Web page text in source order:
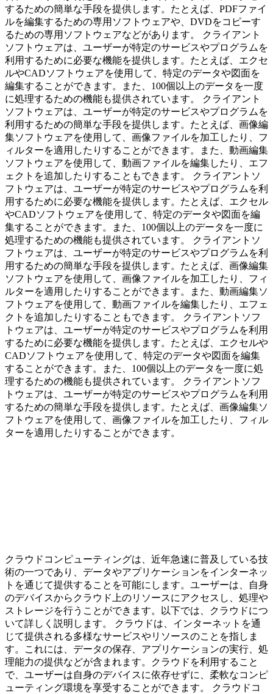
するための簡単な手段を提供します。たとえば、PDFファイ
ルを編集するための専用ソフトウェアや、DVDをコピーす
るための専用ソフトウェアなどがあります。 クライアント
ソフトウェアは、ユーザーが特定のサービスやプログラムを
利用するために必要な機能を提供します。たとえば、エクセ
ルやCADソフトウェアを使用して、特定のデータや図面を
編集することができます。また、100個以上のデータを一度
に処理するための機能も提供されています。 クライアント
ソフトウェアは、ユーザーが特定のサービスやプログラムを
利用するための簡単な手段を提供します。たとえば、画像編
集ソフトウェアを使用して、画像ファイルを加工したり、フ
ィルターを適用したりすることができます。また、動画編集
ソフトウェアを使用して、動画ファイルを編集したり、エフ
ェクトを追加したりすることもできます。 クライアントソ
フトウェアは、ユーザーが特定のサービスやプログラムを利
用するために必要な機能を提供します。たとえば、エクセル
やCADソフトウェアを使用して、特定のデータや図面を編
集することができます。また、100個以上のデータを一度に
処理するための機能も提供されています。 クライアントソ
フトウェアは、ユーザーが特定のサービスやプログラムを利
用するための簡単な手段を提供します。たとえば、画像編集
ソフトウェアを使用して、画像ファイルを加工したり、フィ
ルターを適用したりすることができます。また、動画編集ソ
フトウェアを使用して、動画ファイルを編集したり、エフェ
クトを追加したりすることもできます。 クライアントソフ
トウェアは、ユーザーが特定のサービスやプログラムを利用
するために必要な機能を提供します。たとえば、エクセルや
CADソフトウェアを使用して、特定のデータや図面を編集
することができます。また、100個以上のデータを一度に処
理するための機能も提供されています。 クライアントソフ
トウェアは、ユーザーが特定のサービスやプログラムを利用
するための簡単な手段を提供します。たとえば、画像編集ソ
フトウェアを使用して、画像ファイルを加工したり、フィル
ターを適用したりすることができます。
クラウドコンピューティングは、近年急速に普及している技
術の一つであり、データやアプリケーションをインターネッ
トを通じて提供することを可能にします。ユーザーは、自身
のデバイスからクラウド上のリソースにアクセスし、処理や
ストレージを行うことができます。以下では、クラウドにつ
いて詳しく説明します。 クラウドは、インターネットを通
じて提供される多様なサービスやリソースのことを指しま
す。これには、データの保存、アプリケーションの実行、処
理能力の提供などが含まれます。クラウドを利用すること
で、ユーザーは自身のデバイスに依存せずに、柔軟なコンピ
ューティング環境を享受することができます。 クラウドコ